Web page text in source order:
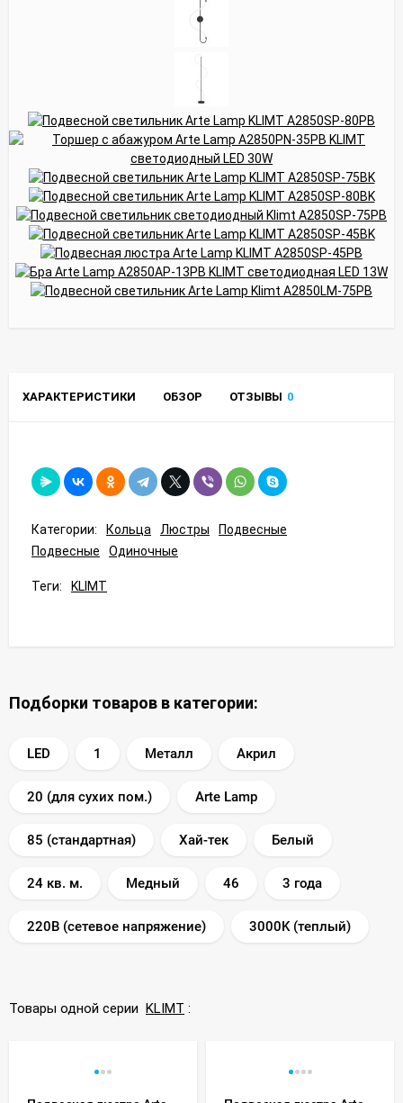
ХАРАКТЕРИСТИКИ ОБЗОР ОТЗЫВЫ 0
Категории: Кольца Люстры
Подвесные
Подвесные
Одиночные
Теги: KLIMT
Подборки товаров в категории:
LED 1 Металл Акрил
20 (для сухих пом.) Arte Lamp
85 (стандартная) Хай-тек Белый
24 кв. м. Медный 46 3 года
220В (сетевое напряжение) 3000K (теплый)
Товары одной серии KLIMT :